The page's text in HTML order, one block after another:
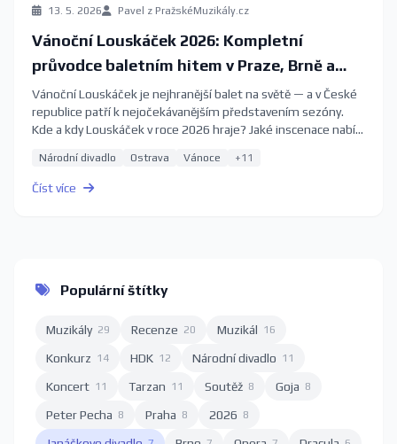
13. 5. 2026 Pavel z PražskéMuzikály.cz
Vánoční Louskáček 2026: Kompletní
průvodce baletním hitem v Praze, Brně a
Ostravě
Vánoční Louskáček je nejhranější balet na světě — a v České
republice patří k nejočekávanějším představením sezóny.
Kde a kdy Louskáček v roce 2026 hraje? Jaké inscenace nabízí
moravskoslezské? Kdy rezervovat vstupenky, aby vám
nezůstaly jen poslední řady balkonu? Kompletní průvodce
Národní divadlo Ostrava Vánoce +11
Číst více
Populární štítky
Muzikály 29 Recenze 20 Muzikál 16
Konkurz 14 HDK 12 Národní divadlo 11
Koncert 11 Tarzan 11 Soutěž 8 Goja 8
Peter Pecha 8 Praha 8 2026 8